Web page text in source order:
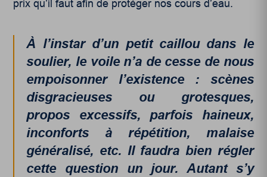
prix qu’il faut afin de protéger nos cours d’eau.
À l’instar d’un petit caillou dans le
soulier, le voile n’a de cesse de nous
empoisonner l’existence : scènes
disgracieuses ou grotesques,
propos excessifs, parfois haineux,
inconforts à répétition, malaise
généralisé, etc. Il faudra bien régler
cette question un jour. Autant s’y